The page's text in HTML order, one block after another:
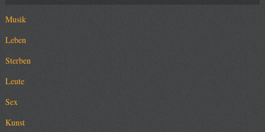
Musik
Leben
Sterben
Leute
Sex
Kunst